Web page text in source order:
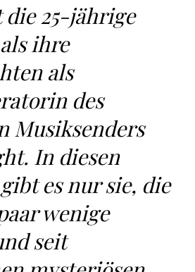
25-jährige
ihre
als
des
Musiksenders
In diesen
es nur sie, die
wenige
seit